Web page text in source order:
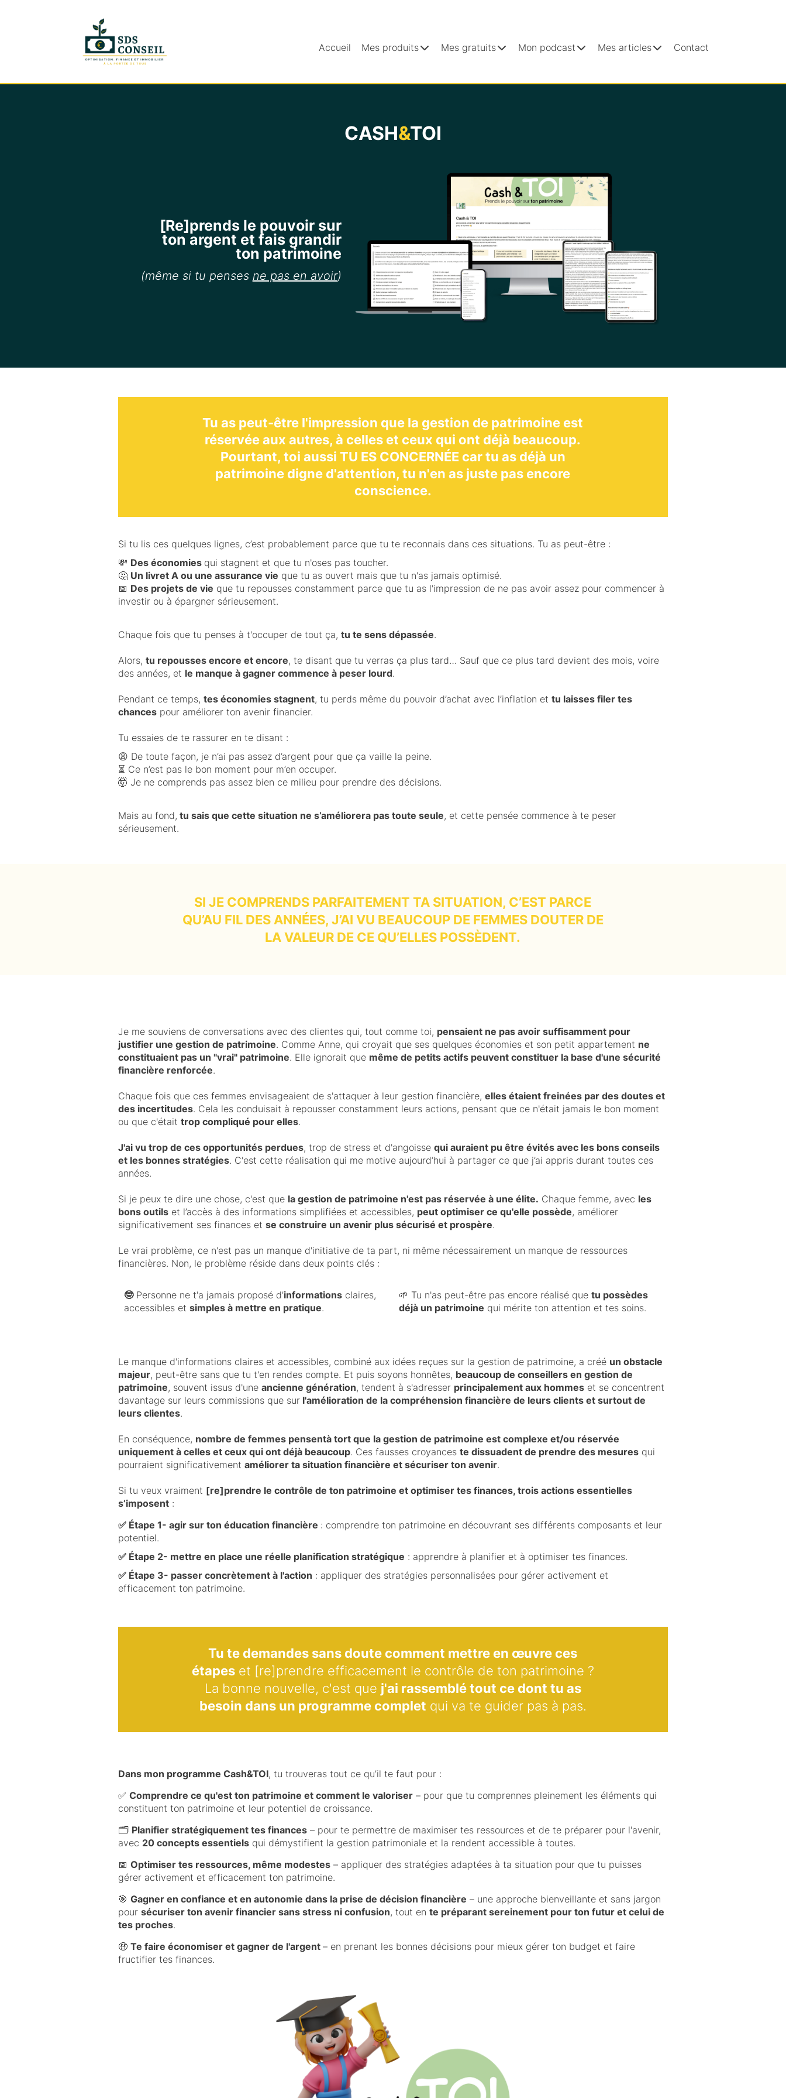
Accueil Mes produits Mes gratuits Mon podcast Mes articles Contact
CASH&TOI
[Re]prends le pouvoir sur
ton argent et fais grandir
ton patrimoine
(même si tu penses ne pas en avoir)
Tu as peut-être l'impression que la gestion de patrimoine est
réservée aux autres, à celles et ceux qui ont déjà beaucoup.
Pourtant, toi aussi TU ES CONCERNÉE car tu as déjà un
patrimoine digne d'attention, tu n'en as juste pas encore
conscience.
Si tu lis ces quelques lignes, c’est probablement parce que tu te reconnais dans ces situations. Tu as peut-être :
💸 Des économies qui stagnent et que tu n'oses pas toucher.
🤔 Un livret A ou une assurance vie que tu as ouvert mais que tu n'as jamais optimisé.
📅 Des projets de vie que tu repousses constamment parce que tu as l'impression de ne pas avoir assez pour commencer à
investir ou à épargner sérieusement.
Chaque fois que tu penses à t'occuper de tout ça, tu te sens dépassée.
Alors, tu repousses encore et encore, te disant que tu verras ça plus tard… Sauf que ce plus tard devient des mois, voire
des années, et le manque à gagner commence à peser lourd.
Pendant ce temps, tes économies stagnent, tu perds même du pouvoir d’achat avec l’inflation et tu laisses filer tes
chances pour améliorer ton avenir financier.
Tu essaies de te rassurer en te disant :
😩 De toute façon, je n’ai pas assez d’argent pour que ça vaille la peine.
⏳ Ce n’est pas le bon moment pour m’en occuper.
🤯 Je ne comprends pas assez bien ce milieu pour prendre des décisions.
Mais au fond, tu sais que cette situation ne s’améliorera pas toute seule, et cette pensée commence à te peser
sérieusement.
SI JE COMPRENDS PARFAITEMENT TA SITUATION, C’EST PARCE
QU’AU FIL DES ANNÉES, J’AI VU BEAUCOUP DE FEMMES DOUTER DE
LA VALEUR DE CE QU’ELLES POSSÈDENT.
Je me souviens de conversations avec des clientes qui, tout comme toi, pensaient ne pas avoir suffisamment pour
justifier une gestion de patrimoine. Comme Anne, qui croyait que ses quelques économies et son petit appartement ne
constituaient pas un "vrai" patrimoine. Elle ignorait que même de petits actifs peuvent constituer la base d'une sécurité
financière renforcée.
Chaque fois que ces femmes envisageaient de s'attaquer à leur gestion financière, elles étaient freinées par des doutes et
des incertitudes. Cela les conduisait à repousser constamment leurs actions, pensant que ce n'était jamais le bon moment
ou que c'était trop compliqué pour elles.
J'ai vu trop de ces opportunités perdues, trop de stress et d'angoisse qui auraient pu être évités avec les bons conseils
et les bonnes stratégies. C'est cette réalisation qui me motive aujourd’hui à partager ce que j’ai appris durant toutes ces
années.
Si je peux te dire une chose, c'est que la gestion de patrimoine n'est pas réservée à une élite. Chaque femme, avec les
bons outils et l’accès à des informations simplifiées et accessibles, peut optimiser ce qu'elle possède, améliorer
significativement ses finances et se construire un avenir plus sécurisé et prospère.
Le vrai problème, ce n'est pas un manque d'initiative de ta part, ni même nécessairement un manque de ressources
financières. Non, le problème réside dans deux points clés :
🤓Personne ne t'a jamais proposé d’informations claires,
accessibles et simples à mettre en pratique.
🌱 Tu n'as peut-être pas encore réalisé que tu possèdes
déjà un patrimoine qui mérite ton attention et tes soins.
Le manque d'informations claires et accessibles, combiné aux idées reçues sur la gestion de patrimoine, a créé un obstacle
majeur, peut-être sans que tu t'en rendes compte. Et puis soyons honnêtes, beaucoup de conseillers en gestion de
patrimoine, souvent issus d'une ancienne génération, tendent à s'adresser principalement aux hommes et se concentrent
davantage sur leurs commissions que sur l'amélioration de la compréhension financière de leurs clients et surtout de
leurs clientes.
En conséquence, nombre de femmes pensentà tort que la gestion de patrimoine est complexe et/ou réservée
uniquement à celles et ceux qui ont déjà beaucoup. Ces fausses croyances te dissuadent de prendre des mesures qui
pourraient significativement améliorer ta situation financière et sécuriser ton avenir.
Si tu veux vraiment [re]prendre le contrôle de ton patrimoine et optimiser tes finances, trois actions essentielles
s’imposent :
✅ Étape 1- agir sur ton éducation financière : comprendre ton patrimoine en découvrant ses différents composants et leur
potentiel.
✅ Étape 2- mettre en place une réelle planification stratégique : apprendre à planifier et à optimiser tes finances.
✅ Étape 3- passer concrètement à l'action : appliquer des stratégies personnalisées pour gérer activement et
efficacement ton patrimoine.
Tu te demandes sans doute comment mettre en œuvre ces
étapeset [re]prendre efficacement le contrôle de ton patrimoine ?
La bonne nouvelle, c'est que j'ai rassemblé tout ce dont tu as
besoin dans un programme complet qui va te guider pas à pas.
Dans mon programme Cash&TOI, tu trouveras tout ce qu’il te faut pour :
✅ Comprendre ce qu'est ton patrimoine et comment le valoriser – pour que tu comprennes pleinement les éléments qui
constituent ton patrimoine et leur potentiel de croissance.
🗂️ Planifier stratégiquement tes finances – pour te permettre de maximiser tes ressources et de te préparer pour l'avenir,
avec 20 concepts essentiels qui démystifient la gestion patrimoniale et la rendent accessible à toutes.
📅 Optimiser tes ressources, même modestes – appliquer des stratégies adaptées à ta situation pour que tu puisses
gérer activement et efficacement ton patrimoine.
🎯 Gagner en confiance et en autonomie dans la prise de décision financière – une approche bienveillante et sans jargon
pour sécuriser ton avenir financier sans stress ni confusion, tout en te préparant sereinement pour ton futur et celui de
tes proches.
🤑 Te faire économiser et gagner de l'argent – en prenant les bonnes décisions pour mieux gérer ton budget et faire
fructifier tes finances.